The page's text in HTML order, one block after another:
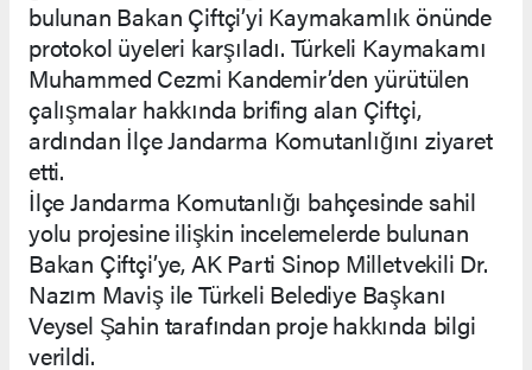
bulunan Bakan Çiftçi’yi Kaymakamlık önünde
protokol üyeleri karşıladı. Türkeli Kaymakamı
Muhammed Cezmi Kandemir’den yürütülen
çalışmalar hakkında brifing alan Çiftçi,
ardından İlçe Jandarma Komutanlığını ziyaret
etti.
İlçe Jandarma Komutanlığı bahçesinde sahil
yolu projesine ilişkin incelemelerde bulunan
Bakan Çiftçi’ye, AK Parti Sinop Milletvekili Dr.
Nazım Maviş ile Türkeli Belediye Başkanı
Veysel Şahin tarafından proje hakkında bilgi
verildi.